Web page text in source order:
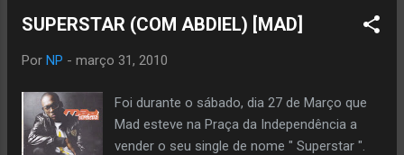
SUPERSTAR (COM ABDIEL) [MAD]
Por NP - março 31, 2010
Foi durante o sábado, dia 27 de Março que
Mad esteve na Praça da Independência a
vender o seu single de nome " Superstar ".